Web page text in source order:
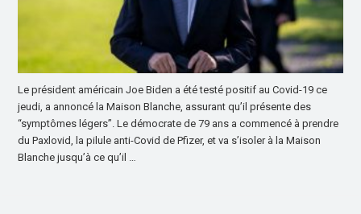
Le président américain Joe Biden a été testé positif au Covid-19 ce
jeudi, a annoncé la Maison Blanche, assurant qu’il présente des
“symptômes légers”. Le démocrate de 79 ans a commencé à prendre
du Paxlovid, la pilule anti-Covid de Pfizer, et va s’isoler à la Maison
Blanche jusqu’à ce qu’il …